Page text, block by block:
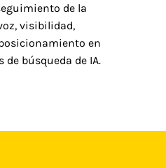
de la
visibilidad,
en
de búsqueda de IA.